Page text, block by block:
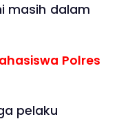
masih dalam
Polres
pelaku